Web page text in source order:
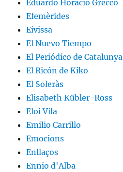
Eduardo Horacio Grecco
Efemèrides
Eivissa
El Nuevo Tiempo
El Periódico de Catalunya
El Ricón de Kiko
El Soleràs
Elisabeth Kübler-Ross
Eloi Vila
Emilio Carrillo
Emocions
Enllaços
Ennio d'Alba